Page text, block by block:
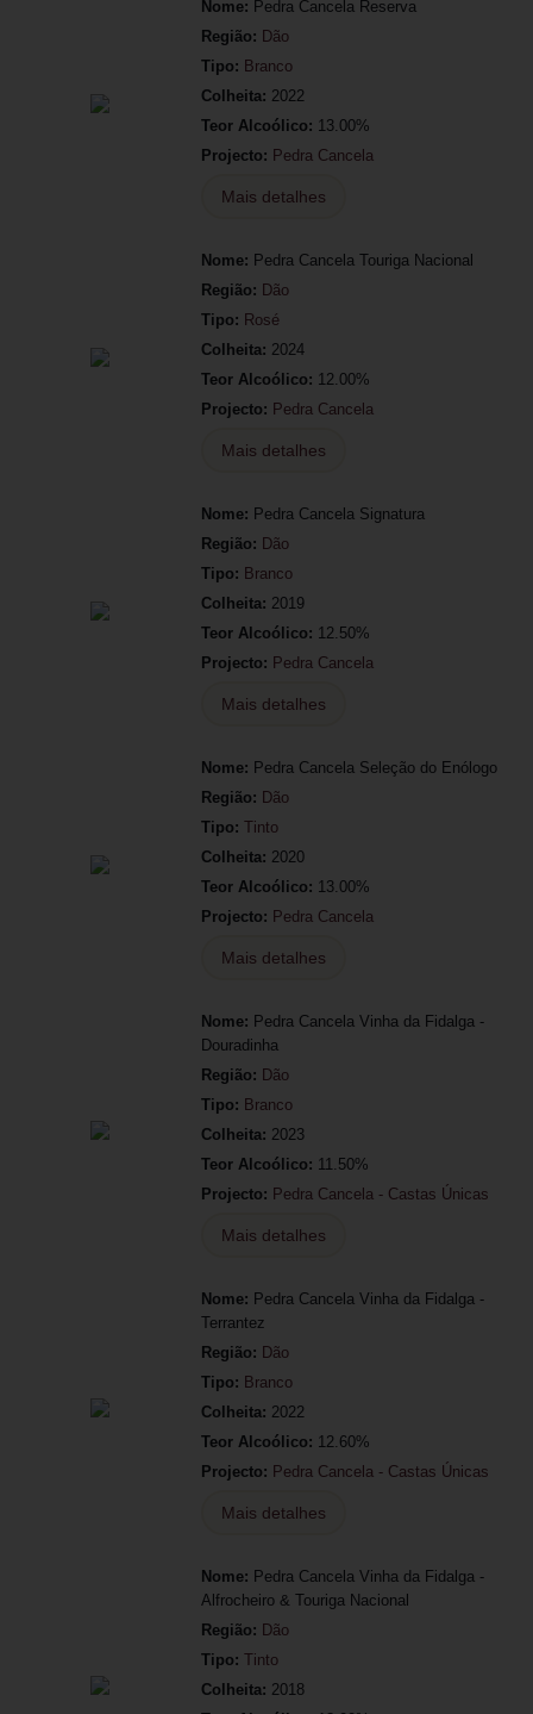
Nome: Pedra Cancela Reserva
Região: Dão
Tipo: Branco
Colheita: 2022
Teor Alcoólico: 13.00%
Projecto: Pedra Cancela
Mais detalhes
Nome: Pedra Cancela Touriga Nacional
Região: Dão
Tipo: Rosé
Colheita: 2024
Teor Alcoólico: 12.00%
Projecto: Pedra Cancela
Mais detalhes
Nome: Pedra Cancela Signatura
Região: Dão
Tipo: Branco
Colheita: 2019
Teor Alcoólico: 12.50%
Projecto: Pedra Cancela
Mais detalhes
Nome: Pedra Cancela Seleção do Enólogo
Região: Dão
Tipo: Tinto
Colheita: 2020
Teor Alcoólico: 13.00%
Projecto: Pedra Cancela
Mais detalhes
Nome: Pedra Cancela Vinha da Fidalga -
Douradinha
Região: Dão
Tipo: Branco
Colheita: 2023
Teor Alcoólico: 11.50%
Projecto: Pedra Cancela - Castas Únicas
Mais detalhes
Nome: Pedra Cancela Vinha da Fidalga -
Terrantez
Região: Dão
Tipo: Branco
Colheita: 2022
Teor Alcoólico: 12.60%
Projecto: Pedra Cancela - Castas Únicas
Mais detalhes
Nome: Pedra Cancela Vinha da Fidalga -
Alfrocheiro & Touriga Nacional
Região: Dão
Tipo: Tinto
Colheita: 2018